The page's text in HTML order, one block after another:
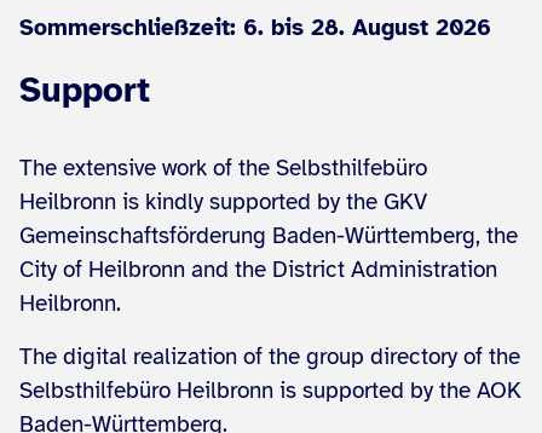
Sommerschließzeit: 6. bis 28. August 2026
Support
The extensive work of the Selbsthilfebüro
Heilbronn is kindly supported by the GKV
Gemeinschaftsförderung Baden-Württemberg, the
City of Heilbronn and the District Administration
Heilbronn.
The digital realization of the group directory of the
Selbsthilfebüro Heilbronn is supported by the AOK
Baden-Württemberg.